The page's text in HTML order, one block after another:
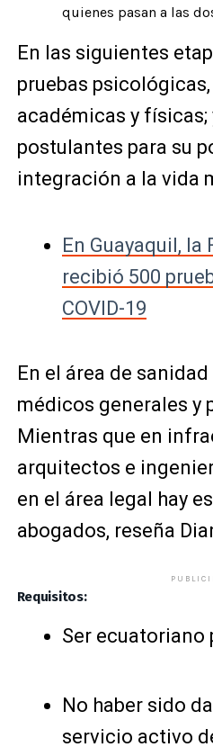
quienes pasan a las
En las siguientes
pruebas
académicas y
postulantes para su
integración a la vida
En Guayaquil, la
recibió 500
COVID-19
En el área de
médicos generales y
Mientras que en
arquitectos e
en el área legal hay
abogados, reseña
Requisitos:
Ser ecuatoriano
No haber sido
servicio activo